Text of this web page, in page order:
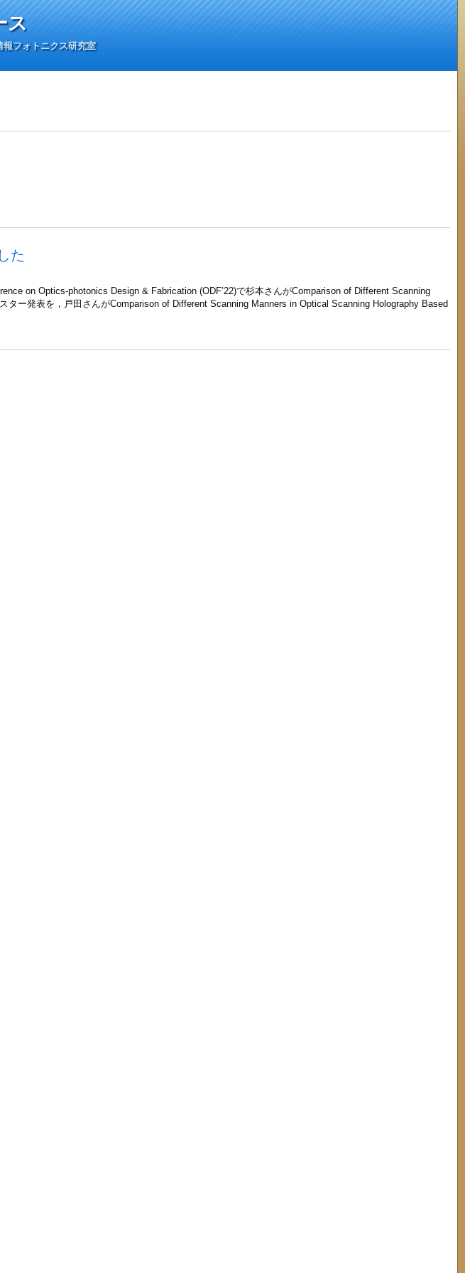
ス
フォトニクス研究室
た
on Optics-photonics Design & Fabrication (ODF’22)で杉本さんがComparison of Different Scanning
ター発表を，戸田さんがComparison of Different Scanning Manners in Optical Scanning Holography Based